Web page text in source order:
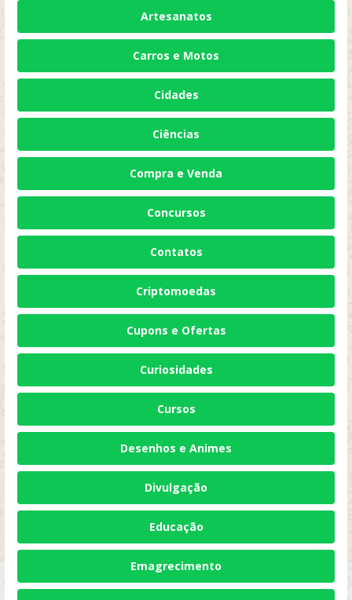
Artesanatos
Carros e Motos
Cidades
Ciências
Compra e Venda
Concursos
Contatos
Criptomoedas
Cupons e Ofertas
Curiosidades
Cursos
Desenhos e Animes
Divulgação
Educação
Emagrecimento